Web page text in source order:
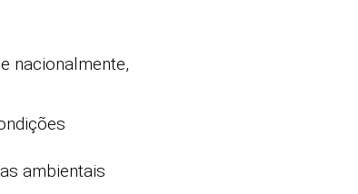
nacionalmente,
ambientais